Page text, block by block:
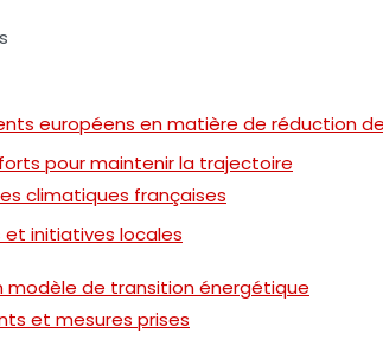
européens en matière de réduction
pour maintenir la trajectoire
climatiques françaises
et initiatives locales
modèle de transition énergétique
et mesures prises